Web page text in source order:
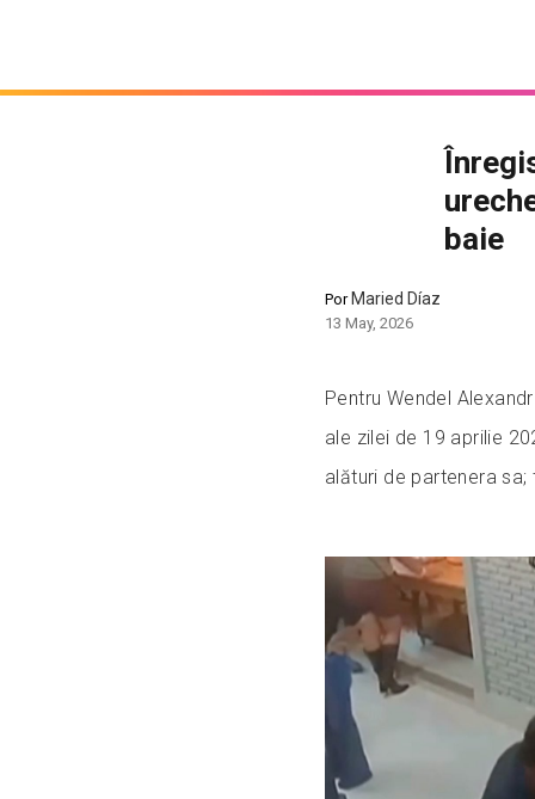
baie
PorMaried Díaz
13 May, 2026
Pentru Wendel
ale zilei de 19 aprilie
alături de partenera